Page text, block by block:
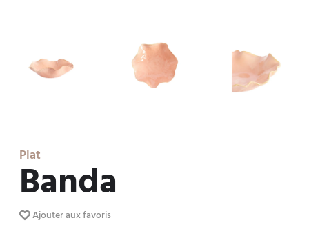
Plat
Banda
Ajouter aux favoris